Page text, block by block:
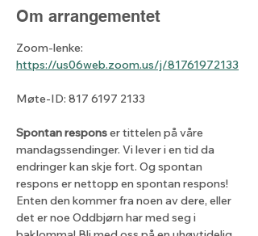
Om arrangementet
Zoom-lenke:
https://us06web.zoom.us/j/81761972133
Møte-ID: 817 6197 2133
Spontan respons er tittelen på våre
mandagssendinger. Vi lever i en tid da
endringer kan skje fort. Og spontan
respons er nettopp en spontan respons!
Enten den kommer fra noen av dere, eller
det er noe Oddbjørn har med seg i